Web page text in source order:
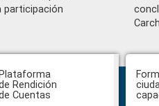
participación
Plataforma
Rendición
Cuentas
Hasta el
presentar
contra de
concurso